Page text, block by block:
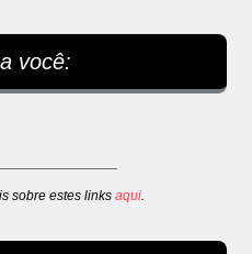
você:
sobre estes links aqui.